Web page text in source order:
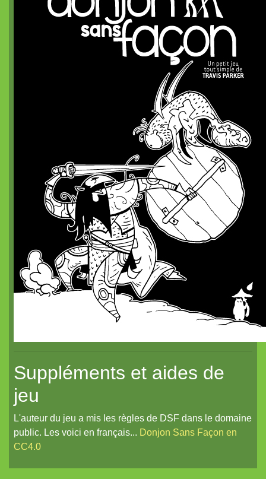
Diceless Dungeons
Le métal froid des anneaux de Cerbère
Des plans sur la tomette
La Lune et Douze Lotus
Dragon de poche²
Dragon de poche
Suppléments et aides de
jeu
L'auteur du jeu a mis les règles de DSF dans le domaine
public. Les voici en français... Donjon Sans Façon en
CC4.0